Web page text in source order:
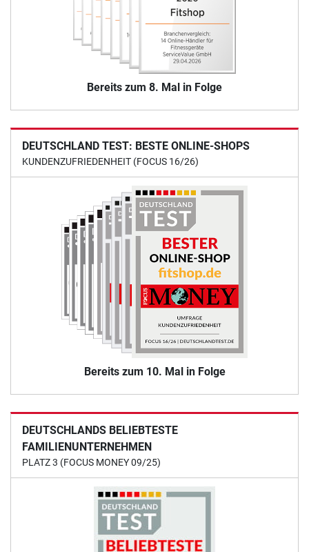
Bereits zum 8. Mal in Folge
DEUTSCHLAND TEST: BESTE ONLINE-SHOPS
KUNDENZUFRIEDENHEIT (FOCUS 16/26)
Bereits zum 10. Mal in Folge
DEUTSCHLANDS BELIEBTESTE
FAMILIENUNTERNEHMEN
PLATZ 3 (FOCUS MONEY 09/25)